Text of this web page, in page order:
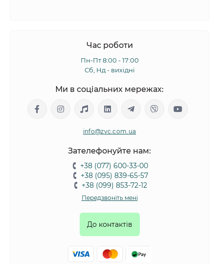
Час роботи
Пн-Пт 8:00 - 17:00
Сб, Нд - вихідні
Ми в соціальних мережах:
info@zvc.com.ua
Зателефонуйте нам:
+38 (077) 600-33-00
+38 (095) 839-65-57
+38 (099) 853-72-12
Передзвоніть мені
До контактів